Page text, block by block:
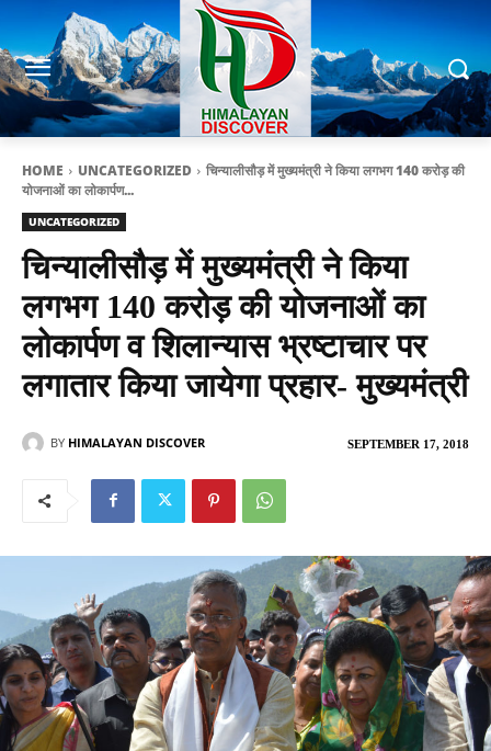
HOME UNCATEGORIZED
चिन्यालीसौड़ में मुख्यमंत्री ने किया लगभग 140 करोड़ की
योजनाओं का लोकार्पण...
UNCATEGORIZED
चिन्यालीसौड़ में मुख्यमंत्री ने किया
लगभग 140 करोड़ की योजनाओं का
लोकार्पण व शिलान्यास भ्रष्टाचार पर
लगातार किया जायेगा प्रहार- मुख्यमंत्री
SEPTEMBER 17, 2018
BY HIMALAYAN DISCOVER